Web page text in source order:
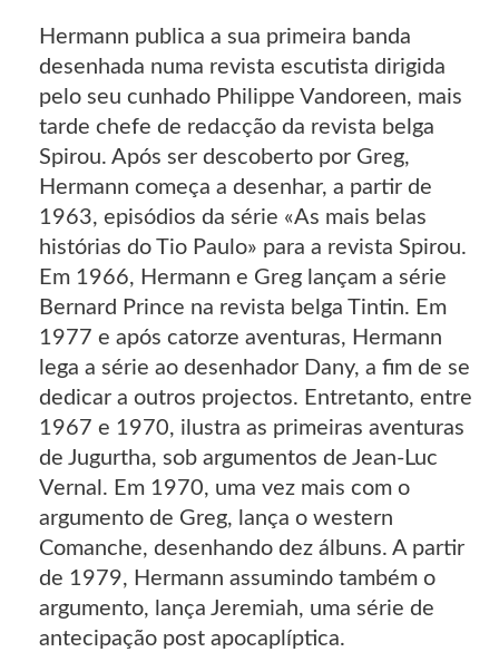
Hermann publica a sua primeira banda
desenhada numa revista escutista dirigida
pelo seu cunhado Philippe Vandoreen, mais
tarde chefe de redacção da revista belga
Spirou. Após ser descoberto por Greg,
Hermann começa a desenhar, a partir de
1963, episódios da série «As mais belas
histórias do Tio Paulo» para a revista Spirou.
Em 1966, Hermann e Greg lançam a série
Bernard Prince na revista belga Tintin. Em
1977 e após catorze aventuras, Hermann
lega a série ao desenhador Dany, a fim de se
dedicar a outros projectos. Entretanto, entre
1967 e 1970, ilustra as primeiras aventuras
de Jugurtha, sob argumentos de Jean-Luc
Vernal. Em 1970, uma vez mais com o
argumento de Greg, lança o western
Comanche, desenhando dez álbuns. A partir
de 1979, Hermann assumindo também o
argumento, lança Jeremiah, uma série de
antecipação post apocaplíptica.